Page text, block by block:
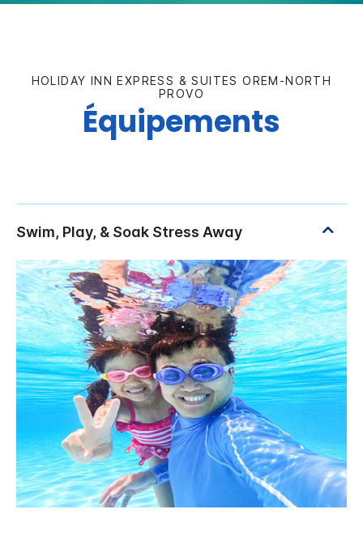
HOLIDAY INN EXPRESS & SUITES OREM-NORTH
PROVO
Équipements